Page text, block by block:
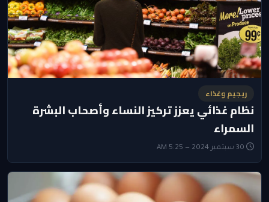
ريجيم وغذاء
نظام غذائي يعزز تركيز النساء وأصحاب البشرة
السمراء